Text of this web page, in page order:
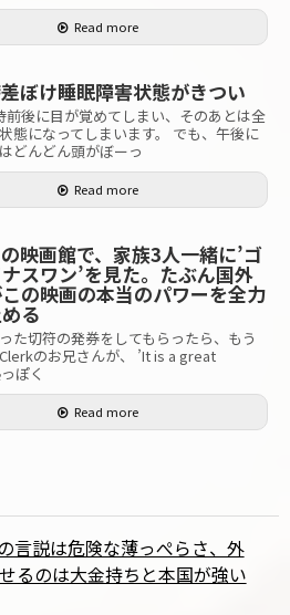
Read more
ぼけ睡眠障害状態がきつい
前後に目が覚めてしまい、そのあとは全
態になってしまいます。 でも、午後に
どんどん頭がぼーっ
Read more
映画館で、家族3人一緒に’ゴ
スワン’を見た。たぶん国外
の映画の本当のパワーを全力
る
た切符の発券をしてもらったら、もう
のお兄さんが、 ’It is a great
ぽく
Read more
言説は危険な薄っぺらさ、外
るのは大金持ちと本国が強い